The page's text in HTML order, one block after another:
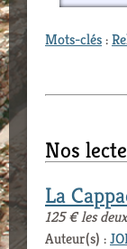
Mots-clés:
Nos
La
125 € les
Auteur(s) :